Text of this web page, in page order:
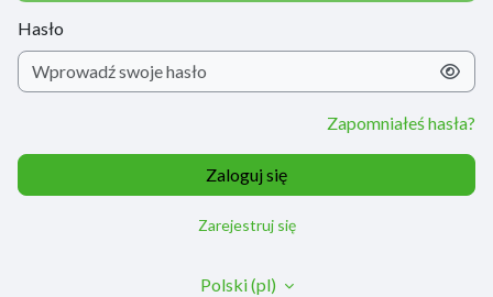
Hasło
Zapomniałeś hasła?
Zaloguj się
Zarejestruj się
Polski ‎(pl)‎